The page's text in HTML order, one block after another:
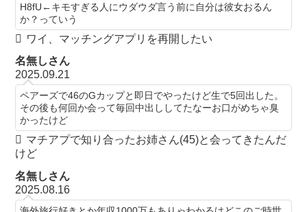
H8fU←キモすぎる人にウダウダ言う前に自分は彼女おるん
か？っていう
ワイ、マッチングアプリを再開したい
名無しさん
2025.09.21
ペアーズで46のGカップと即日でやったけど生で5回出した。
その後も何回か会って毎回中出ししてたなーお口がめちゃ臭
かったけど
マチアプで知り合ったお姉さん(45)と会ってきたんだ
けど
名無しさん
2025.08.16